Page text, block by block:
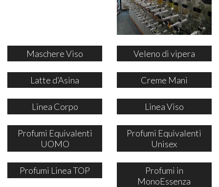
Maschere Viso Veleno di vipera
Latte d’Asina Creme Mani
Linea Corpo Linea Viso
Profumi Equivalenti
UOMO
Profumi Equivalenti
Unisex
Profumi Linea TOP
Profumi in
MonoEssenza